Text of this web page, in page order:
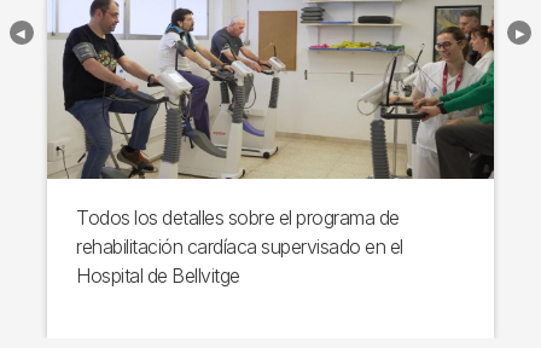
Todos los detalles sobre el programa de
rehabilitación cardíaca supervisado en el
Hospital de Bellvitge